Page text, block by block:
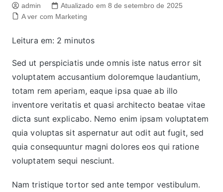
admin
Atualizado em 8 de setembro de 2025
A ver com Marketing
Leitura em: 2 minutos
Sed ut perspiciatis unde omnis iste natus error sit
voluptatem accusantium doloremque laudantium,
totam rem aperiam, eaque ipsa quae ab illo
inventore veritatis et quasi architecto beatae vitae
dicta sunt explicabo. Nemo enim ipsam voluptatem
quia voluptas sit aspernatur aut odit aut fugit, sed
quia consequuntur magni dolores eos qui ratione
voluptatem sequi nesciunt.
Nam tristique tortor sed ante tempor vestibulum.